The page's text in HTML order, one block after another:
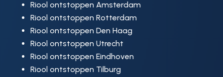
Riool ontstoppen Amsterdam
Riool ontstoppen Rotterdam
Riool ontstoppen Den Haag
Riool ontstoppen Utrecht
Riool ontstoppen Eindhoven
Riool ontstoppen Tilburg